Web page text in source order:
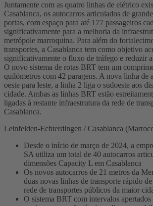
Juntamente com as quatro linhas de elétrico
Casablanca, os autocarros articulados de
portas, com espaço para até 177 passageiros
significativamente para a melhoria da
metrópole marroquina. Para além do
transportes, a Casablanca tem como objetivo
significativamente o fluxo de tráfego e reduzir
O novo sistema de rotas BRT tem um
quilómetros com 42 paragens. A nova linha de
oeste para leste, a linha 2 liga o sudoeste aos
cidade. Ambas as linhas BRT estão
ligadas à restante infraestrutura da rede de
Casablanca.
Leinfelden-Echterdingen / Casablanca
Desde o início de março de 2024, a
SA utiliza um total de 40 autocarros
dimensões Capacity L em Casablanca
Os novos autocarros de 21 metros da
duas novas linhas de transporte rápido
rede de transportes públicos da maior
O sistema BRT com intervalos apertados